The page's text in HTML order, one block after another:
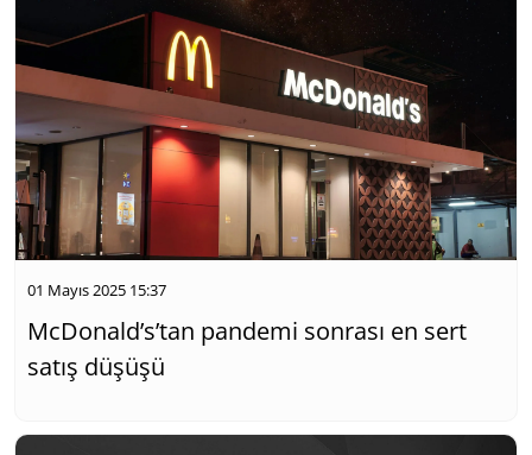
01 Mayıs 2025 15:37
McDonald’s’tan pandemi sonrası en sert
satış düşüşü